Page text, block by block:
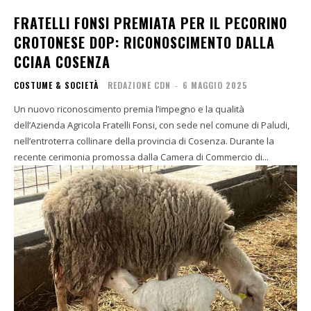
FRATELLI FONSI PREMIATA PER IL PECORINO
CROTONESE DOP: RICONOSCIMENTO DALLA
CCIAA COSENZA
COSTUME & SOCIETÀ REDAZIONE CDN - 6 MAGGIO 2025
Un nuovo riconoscimento premia l’impegno e la qualità
dell’Azienda Agricola Fratelli Fonsi, con sede nel comune di Paludi,
nell’entroterra collinare della provincia di Cosenza. Durante la
recente cerimonia promossa dalla Camera di Commercio di...